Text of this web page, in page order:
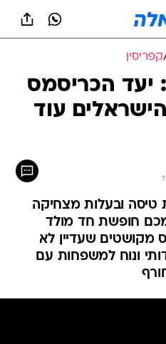
קפריסין
יעד הכריסמס
עוד
ובעלות מצחיקה
חופשת חד מולד
מקושטים שעדיין לא
ונוח למשפחות עם